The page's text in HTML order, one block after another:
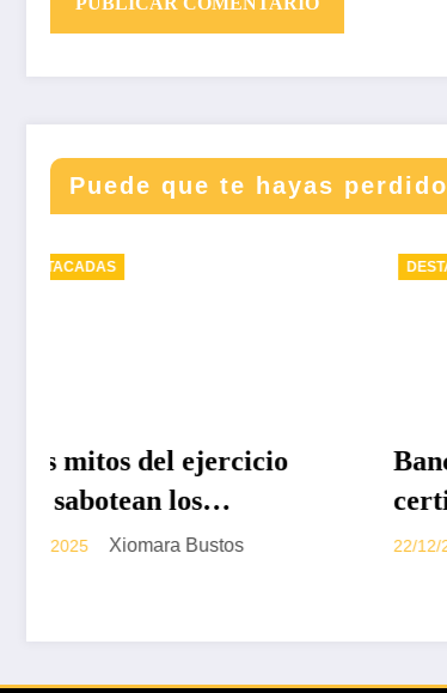
Puede que te hayas perdido
DESTACADAS
Bancamía logra la
certificación carbono
neutralidad, bajo la
22/12/2025 Xiomara Bustos